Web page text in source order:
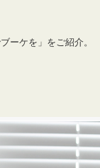
ーケを」をご紹介。